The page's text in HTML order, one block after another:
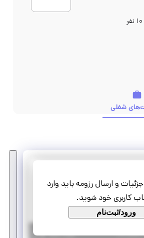
شغلی
و ارسال رزومه باید وارد
کاربری خود شوید.
ورود/ثبت‌نام
داروخانه روزانه
استخدام
| منقضی شده جزئیات بیشتر